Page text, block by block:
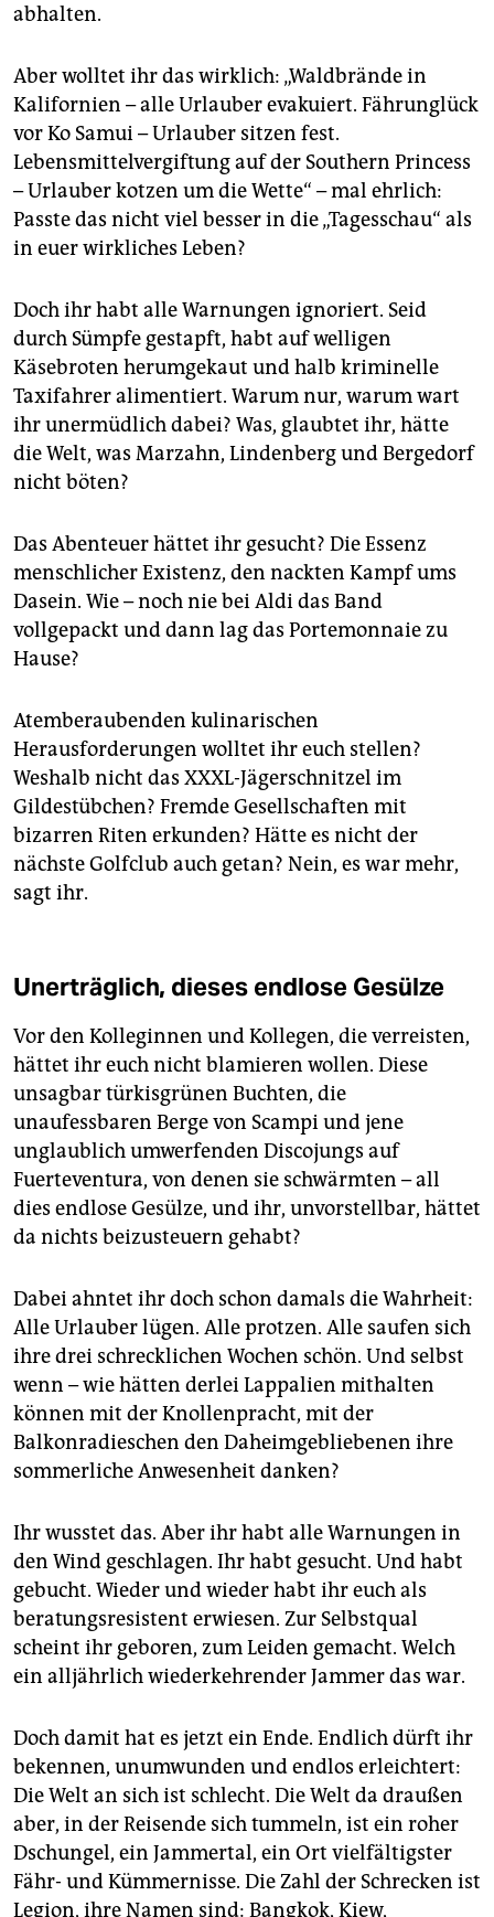
abhalten.
Aber wolltet ihr das wirklich: „Waldbrände in
Kalifornien – alle Urlauber evakuiert. Fähr­un­glück
vor Ko Samui – Urlauber sitzen fest.
Lebensmittelvergiftung auf der Southern Princess
– Urlauber kotzen um die Wette“ – mal ehrlich:
Passte das nicht viel besser in die „Tagesschau“ als
in euer wirkliches Leben?
Doch ihr habt alle Warnungen ignoriert. Seid
durch Sümpfe gestapft, habt auf welligen
Käsebroten herumgekaut und halb kriminelle
Taxifahrer alimentiert. Warum nur, warum wart
ihr unermüdlich dabei? Was, glaubtet ihr, hätte
die Welt, was Marzahn, Lindenberg und Bergedorf
nicht böten?
Das Abenteuer hättet ihr gesucht? Die Essenz
menschlicher Existenz, den nackten Kampf ums
Dasein. Wie – noch nie bei Aldi das Band
vollgepackt und dann lag das Portemonnaie zu
Hause?
Atemberaubenden kulinarischen
Herausforderungen wolltet ihr euch stellen?
Weshalb nicht das XXXL-Jägerschnitzel im
Gildestübchen? Fremde Gesellschaften mit
bizarren Riten erkunden? Hätte es nicht der
nächste Golfclub auch getan? Nein, es war mehr,
sagt ihr.
Unerträglich, dieses endlose Gesülze
Vor den Kolleginnen und Kollegen, die verreisten,
hättet ihr euch nicht blamieren wollen. Diese
unsagbar türkisgrünen Buchten, die
unaufessbaren Berge von Scampi und jene
unglaublich umwerfenden Discojungs auf
Fuerteventura, von denen sie schwärmten – all
dies endlose Gesülze, und ihr, unvorstellbar, hättet
da nichts beizusteuern gehabt?
Dabei ahntet ihr doch schon damals die Wahrheit:
Alle Urlauber lügen. Alle protzen. Alle saufen sich
ihre drei schrecklichen Wochen schön. Und selbst
wenn – wie hätten derlei Lappalien mithalten
können mit der Knollenpracht, mit der
Balkonradieschen den Daheimgebliebenen ihre
sommerliche Anwesenheit danken?
Ihr wusstet das. Aber ihr habt alle Warnungen in
den Wind geschlagen. Ihr habt gesucht. Und habt
gebucht. Wieder und wieder habt ihr euch als
beratungsresistent erwiesen. Zur Selbstqual
scheint ihr geboren, zum Leiden gemacht. Welch
ein alljährlich wiederkehrender Jammer das war.
Doch damit hat es jetzt ein Ende. Endlich dürft ihr
bekennen, unumwunden und endlos erleichtert:
Die Welt an sich ist schlecht. Die Welt da draußen
aber, in der Reisende sich tummeln, ist ein roher
Dschungel, ein Jammertal, ein Ort vielfältigster
Fähr- und Kümmernisse. Die Zahl der Schrecken ist
Legion, ihre Namen sind: Bangkok, Kiew,